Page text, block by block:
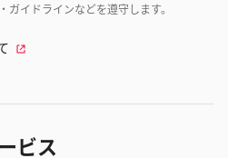
イドラインなどを遵守します。
ビス